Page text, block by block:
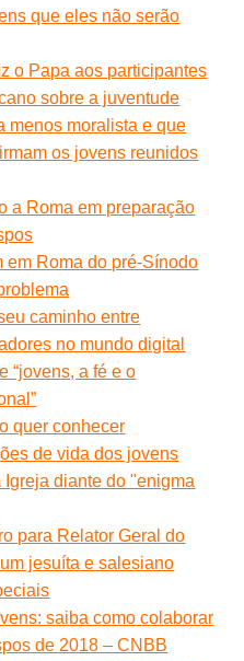
que eles não serão
o Papa aos participantes
sobre a juventude
menos moralista e que
os jovens reunidos
a Roma em preparação
em Roma do pré-Sínodo
caminho entre
no mundo digital
“jovens, a fé e o
quer conhecer
de vida dos jovens
diante do "enigma
para Relator Geral do
jesuíta e salesiano
saiba como colaborar
de 2018 – CNBB